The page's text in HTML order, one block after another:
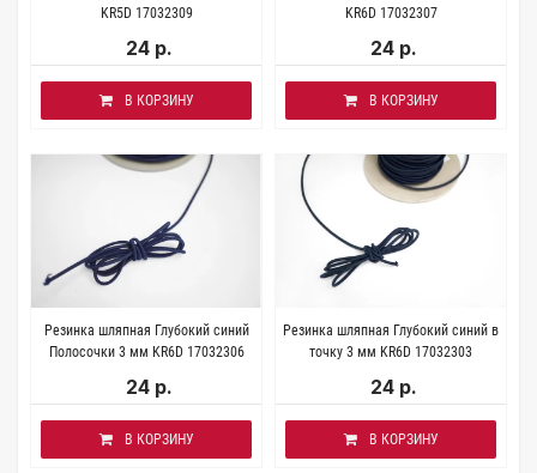
KR5D 17032309
24 р.
В КОРЗИНУ
KR6D 17032307
24 р.
В КОРЗИНУ
Резинка шляпная Глубокий синий
Полосочки 3 мм KR6D 17032306
24 р.
В КОРЗИНУ
Резинка шляпная Глубокий синий в
точку 3 мм KR6D 17032303
24 р.
В КОРЗИНУ